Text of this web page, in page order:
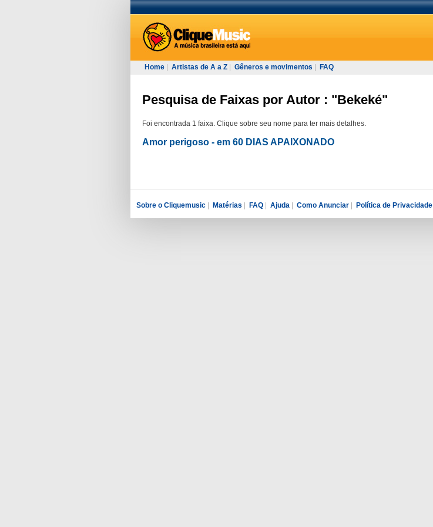
Home Artistas de A a Z Gêneros e movimentos FAQ
Pesquisa de Faixas por Autor : "Bekeké"
Foi encontrada 1 faixa. Clique sobre seu nome para ter mais detalhes.
Amor perigoso - em 60 DIAS APAIXONADO
Sobre o Cliquemusic | Matérias | FAQ | Ajuda | Como Anunciar | Política de Privacidade